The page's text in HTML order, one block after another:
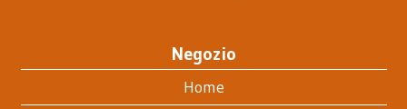
Negozio
Home